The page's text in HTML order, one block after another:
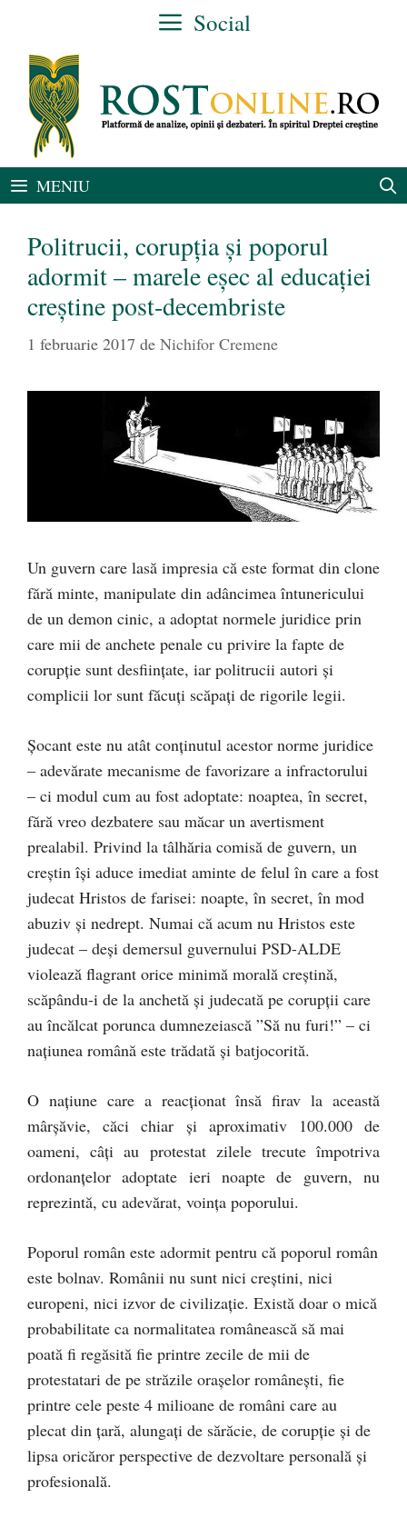
conținut
Social
MENIU
Politrucii, corupția și poporul
adormit – marele eșec al educației
creștine post-decembriste
1 februarie 2017 de Nichifor Cremene
Un guvern care lasă impresia că este format din clone
fără minte, manipulate din adâncimea întunericului
de un demon cinic, a adoptat normele juridice prin
care mii de anchete penale cu privire la fapte de
corupție sunt desființate, iar politrucii autori și
complicii lor sunt făcuți scăpați de rigorile legii.
Șocant este nu atât conținutul acestor norme juridice
– adevărate mecanisme de favorizare a infractorului
– ci modul cum au fost adoptate: noaptea, în secret,
fără vreo dezbatere sau măcar un avertisment
prealabil. Privind la tâlhăria comisă de guvern, un
creștin își aduce imediat aminte de felul în care a fost
judecat Hristos de farisei: noapte, în secret, în mod
abuziv și nedrept. Numai că acum nu Hristos este
judecat – deși demersul guvernului PSD-ALDE
violează flagrant orice minimă morală creștină,
scăpându-i de la anchetă și judecată pe corupții care
au încălcat porunca dumnezeiască ”Să nu furi!” – ci
națiunea română este trădată și batjocorită.
O națiune care a reacționat însă firav la această
mârșăvie, căci chiar și aproximativ 100.000 de
oameni, câți au protestat zilele trecute împotriva
ordonanțelor adoptate ieri noapte de guvern, nu
reprezintă, cu adevărat, voința poporului.
Poporul român este adormit pentru că poporul român
este bolnav. Românii nu sunt nici creștini, nici
europeni, nici izvor de civilizație. Există doar o mică
probabilitate ca normalitatea românească să mai
poată fi regăsită fie printre zecile de mii de
protestatari de pe străzile orașelor românești, fie
printre cele peste 4 milioane de români care au
plecat din țară, alungați de sărăcie, de corupție și de
lipsa oricăror perspective de dezvoltare personală și
profesională.